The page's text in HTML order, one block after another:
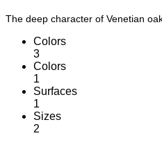
The deep character of Venetian
Colors
3
Colors
1
Surfaces
1
Sizes
2